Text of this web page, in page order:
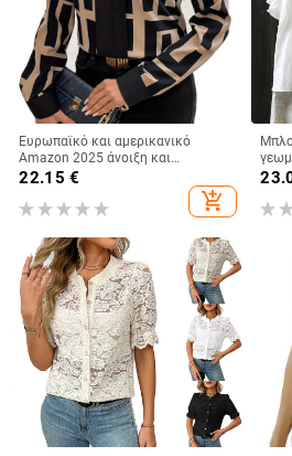
Ευρωπαϊκό και αμερικανικό
Amazon 2025 άνοιξη και
καλοκαίρι νέο μαύρο γυναικείο
κοντομάνικο τοπ με γεωμετρικά
σχέδια, λεπτό, μοντέρνο
22.15 €
add_shopping_cart